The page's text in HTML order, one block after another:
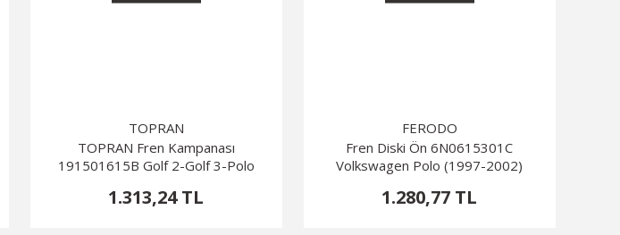
TOPRAN
TOPRAN Fren Kampanası
191501615B Golf 2-Golf 3-Polo
1.313,24 TL
FERODO
Fren Diski Ön 6N0615301C
Volkswagen Polo (1997-2002)
1.280,77 TL